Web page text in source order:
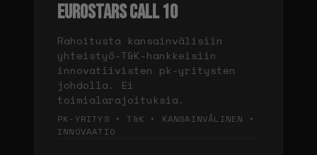
EUROSTARS CALL 10
Rahoitusta kansainvälisiin
yhteistyö-T&K-hankkeisiin
innovatiivisten pk-yritysten
johdolla. Ei
toimialarajoituksia.
PK-YRITYS • T&K • KANSAINVÄLINEN •
INNOVAATIO